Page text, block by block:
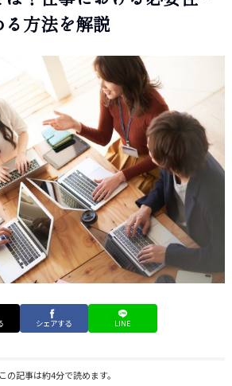
方法を解説
シェアする LINE
の記事は約4分で読めます。